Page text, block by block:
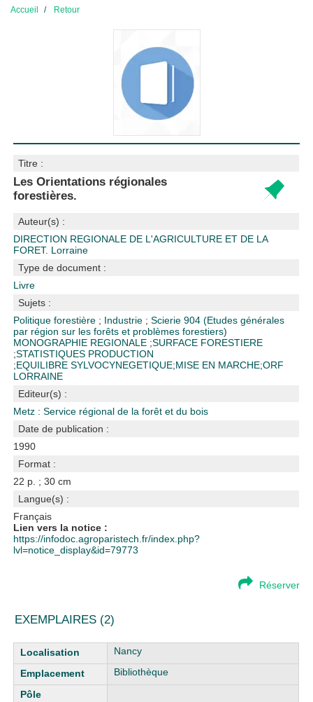
Accueil Retour
Titre :
Les Orientations régionales
forestières.
Auteur(s) :
DIRECTION REGIONALE DE L'AGRICULTURE ET DE LA
FORET. Lorraine
Type de document :
Livre
Sujets :
Politique forestière ; Industrie ;Scierie904 (Etudes générales
par région sur les forêts et problèmes forestiers)
MONOGRAPHIE REGIONALE ;SURFACE FORESTIERE
;STATISTIQUES PRODUCTION
;EQUILIBRE SYLVOCYNEGETIQUE;MISE EN MARCHE;ORF
LORRAINE
Editeur(s) :
Metz : Service régional de la forêt et du bois
Date de publication :
1990
Format :
22 p. ; 30 cm
Langue(s) :
Français
Lien vers la notice :
https://infodoc.agroparistech.fr/index.php?
lvl=notice_display&id=79773
Réserver
EXEMPLAIRES (2)
Liste des exemplaires
Nancy
Bibliothèque